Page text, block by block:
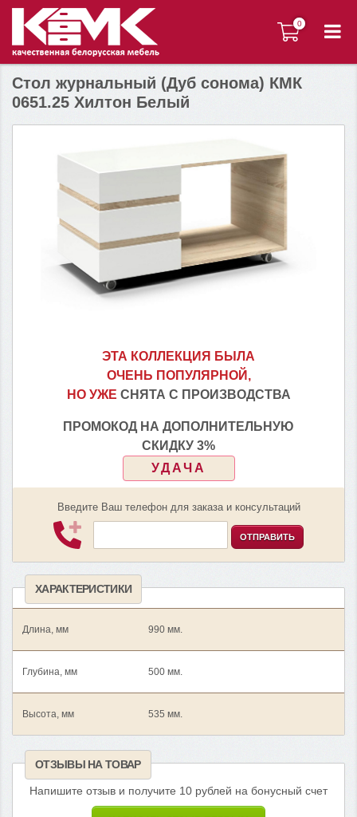
0
0
Стол журнальный (Дуб сонома) КМК
0651.25 Хилтон Белый
ЭТА КОЛЛЕКЦИЯ БЫЛА
ОЧЕНЬ ПОПУЛЯРНОЙ,
НО УЖЕ СНЯТА С ПРОИЗВОДСТВА
ПРОМОКОД НА ДОПОЛНИТЕЛЬНУЮ
СКИДКУ 3%
УДАЧА
Введите Ваш телефон для заказа и консультаций
ОТПРАВИТЬ
ХАРАКТЕРИСТИКИ
Длина, мм 990 мм.
Глубина, мм 500 мм.
Высота, мм 535 мм.
ОТЗЫВЫ НА ТОВАР
Напишите отзыв и получите 10 рублей на бонусный счет